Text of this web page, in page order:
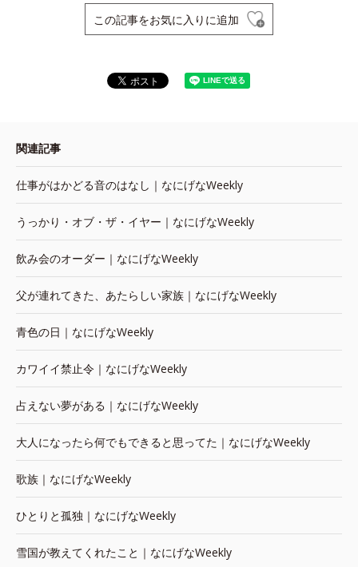
この記事をお気に入りに追加
関連記事
仕事がはかどる音のはなし｜なにげなWeekly
うっかり・オブ・ザ・イヤー｜なにげなWeekly
飲み会のオーダー｜なにげなWeekly
父が連れてきた、あたらしい家族｜なにげなWeekly
青色の日｜なにげなWeekly
カワイイ禁止令｜なにげなWeekly
占えない夢がある｜なにげなWeekly
大人になったら何でもできると思ってた｜なにげなWeekly
歌族｜なにげなWeekly
ひとりと孤独｜なにげなWeekly
雪国が教えてくれたこと｜なにげなWeekly